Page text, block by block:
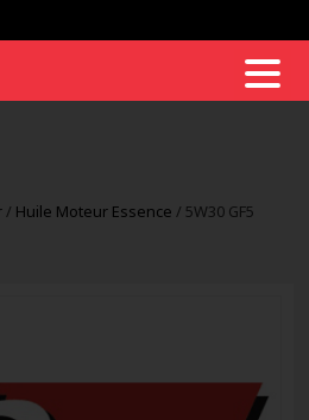
/ Huile Moteur Essence / 5W30 GF5